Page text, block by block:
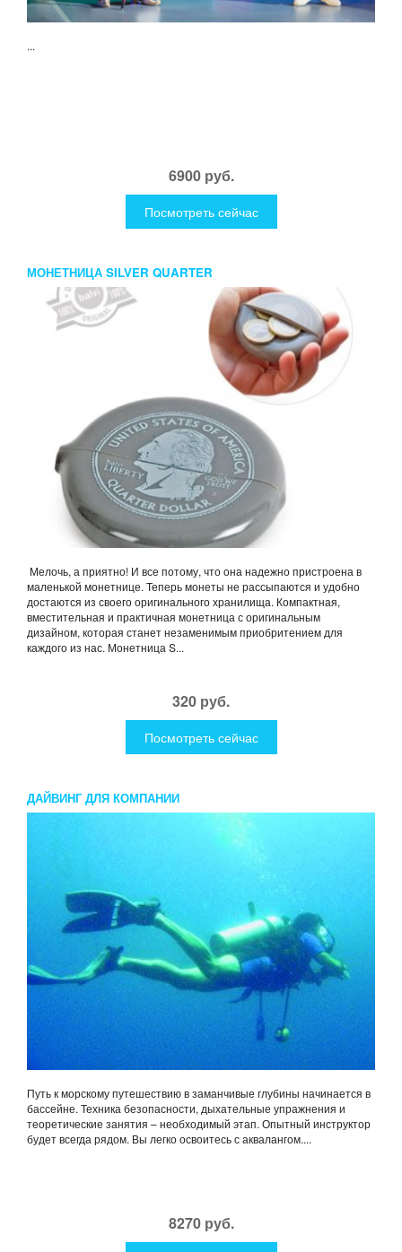
...
6900 руб.
Посмотреть сейчас
МОНЕТНИЦА SILVER QUARTER
Мелочь, а приятно! И все потому, что она надежно пристроена в
маленькой монетнице. Теперь монеты не рассыпаются и удобно
достаются из своего оригинального хранилища. Компактная,
вместительная и практичная монетница с оригинальным
дизайном, которая станет незаменимым приобритением для
каждого из нас. Монетница S...
320 руб.
Посмотреть сейчас
ДАЙВИНГ ДЛЯ КОМПАНИИ
Путь к морскому путешествию в заманчивые глубины начинается в
бассейне. Техника безопасности, дыхательные упражнения и
теоретические занятия – необходимый этап. Опытный инструктор
будет всегда рядом. Вы легко освоитесь с аквалангом....
8270 руб.